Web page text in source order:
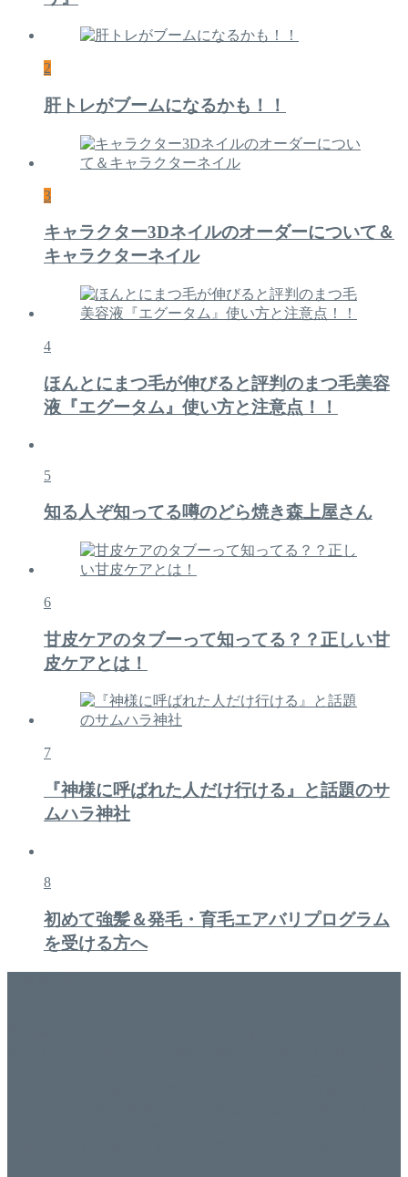
2
肝トレがブームになるかも！！
3
キャラクター3Dネイルのオーダーについて＆
キャラクターネイル
4
ほんとにまつ毛が伸びると評判のまつ毛美容
液『エグータム』使い方と注意点！！
5
知る人ぞ知ってる噂のどら焼き森上屋さん
6
甘皮ケアのタブーって知ってる？？正しい甘
皮ケアとは！
7
『神様に呼ばれた人だけ行ける』と話題のサ
ムハラ神社
8
初めて強髪＆発毛・育毛エアバリプログラム
を受ける方へ